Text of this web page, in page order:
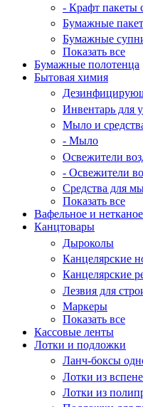
- Крафт пакеты
Бумажные
Бумажные
Показать все
Бумажные полотенца
Бытовая химия
Инвентарь для
Мыло и
- Мыло
Освежители
- Освежители
Средства для
Показать все
Вафельное и
Канцтовары
Дыроколы
Канцелярские
Канцелярские
Лезвия для
Маркеры
Показать все
Кассовые ленты
Лотки и подложки
Ланч-боксы
Лотки из
Лотки из